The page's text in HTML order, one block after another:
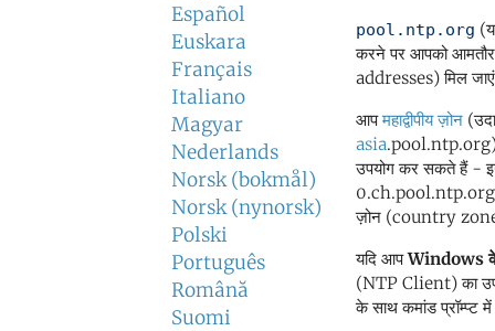
Español
Euskara
Français
Italiano
Magyar
Nederlands
Norsk (bokmål)
Norsk (nynorsk)
Polski
Português
Română
Suomi
pool.ntp.org
करने पर आपको
addresses) मिल
आपमहाद्वीपीय ज़ोन
asia
उपयोग कर सकते हैं -
0.ch.pool.ntp.org
ज़ोन (country zone)
यदि आपWindows
(NTP Client) का
के साथ कमांड प्रॉम्प्ट